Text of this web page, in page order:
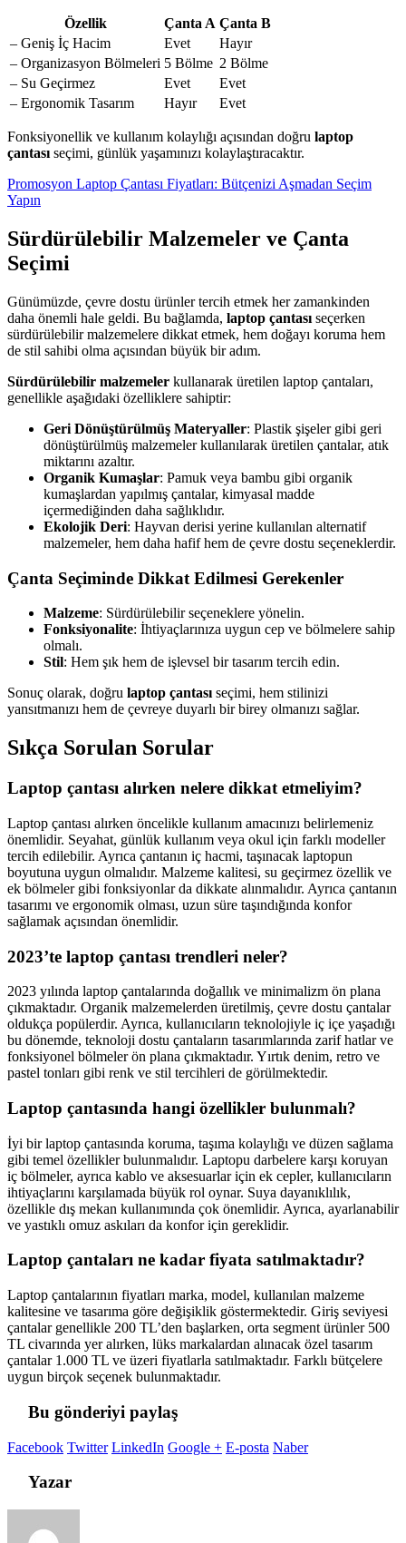
Özellik Çanta A Çanta B
– Geniş İç Hacim
Evet
Hayır
– Organizasyon Bölmeleri 5 Bölme 2 Bölme
– Su Geçirmez
Evet
Evet
– Ergonomik Tasarım
Hayır Evet
Fonksiyonellik ve kullanım kolaylığı açısından doğru laptop
çantası seçimi, günlük yaşamınızı kolaylaştıracaktır.
Promosyon Laptop Çantası Fiyatları: Bütçenizi Aşmadan Seçim
Yapın
Sürdürülebilir Malzemeler ve Çanta
Seçimi
Günümüzde, çevre dostu ürünler tercih etmek her zamankinden
daha önemli hale geldi. Bu bağlamda, laptop çantası seçerken
sürdürülebilir malzemelere dikkat etmek, hem doğayı koruma hem
de stil sahibi olma açısından büyük bir adım.
Sürdürülebilir malzemeler kullanarak üretilen laptop çantaları,
genellikle aşağıdaki özelliklere sahiptir:
Geri Dönüştürülmüş Materyaller: Plastik şişeler gibi geri
dönüştürülmüş malzemeler kullanılarak üretilen çantalar, atık
miktarını azaltır.
Organik Kumaşlar: Pamuk veya bambu gibi organik
kumaşlardan yapılmış çantalar, kimyasal madde
içermediğinden daha sağlıklıdır.
Ekolojik Deri: Hayvan derisi yerine kullanılan alternatif
malzemeler, hem daha hafif hem de çevre dostu seçeneklerdir.
Çanta Seçiminde Dikkat Edilmesi Gerekenler
Malzeme: Sürdürülebilir seçeneklere yönelin.
Fonksiyonalite: İhtiyaçlarınıza uygun cep ve bölmelere sahip
olmalı.
Stil: Hem şık hem de işlevsel bir tasarım tercih edin.
Sonuç olarak, doğru laptop çantası seçimi, hem stilinizi
yansıtmanızı hem de çevreye duyarlı bir birey olmanızı sağlar.
Sıkça Sorulan Sorular
Laptop çantası alırken nelere dikkat etmeliyim?
Laptop çantası alırken öncelikle kullanım amacınızı belirlemeniz
önemlidir. Seyahat, günlük kullanım veya okul için farklı modeller
tercih edilebilir. Ayrıca çantanın iç hacmi, taşınacak laptopun
boyutuna uygun olmalıdır. Malzeme kalitesi, su geçirmez özellik ve
ek bölmeler gibi fonksiyonlar da dikkate alınmalıdır. Ayrıca çantanın
tasarımı ve ergonomik olması, uzun süre taşındığında konfor
sağlamak açısından önemlidir.
2023’te laptop çantası trendleri neler?
2023 yılında laptop çantalarında doğallık ve minimalizm ön plana
çıkmaktadır. Organik malzemelerden üretilmiş, çevre dostu çantalar
oldukça popülerdir. Ayrıca, kullanıcıların teknolojiyle iç içe yaşadığı
bu dönemde, teknoloji dostu çantaların tasarımlarında zarif hatlar ve
fonksiyonel bölmeler ön plana çıkmaktadır. Yırtık denim, retro ve
pastel tonları gibi renk ve stil tercihleri de görülmektedir.
Laptop çantasında hangi özellikler bulunmalı?
İyi bir laptop çantasında koruma, taşıma kolaylığı ve düzen sağlama
gibi temel özellikler bulunmalıdır. Laptopu darbelere karşı koruyan
iç bölmeler, ayrıca kablo ve aksesuarlar için ek cepler, kullanıcıların
ihtiyaçlarını karşılamada büyük rol oynar. Suya dayanıklılık,
özellikle dış mekan kullanımında çok önemlidir. Ayrıca, ayarlanabilir
ve yastıklı omuz askıları da konfor için gereklidir.
Laptop çantaları ne kadar fiyata satılmaktadır?
Laptop çantalarının fiyatları marka, model, kullanılan malzeme
kalitesine ve tasarıma göre değişiklik göstermektedir. Giriş seviyesi
çantalar genellikle 200 TL’den başlarken, orta segment ürünler 500
TL civarında yer alırken, lüks markalardan alınacak özel tasarım
çantalar 1.000 TL ve üzeri fiyatlarla satılmaktadır. Farklı bütçelere
uygun birçok seçenek bulunmaktadır.
Bu gönderiyi paylaş
Facebook Twitter LinkedIn Google + E-posta Naber
Yazar